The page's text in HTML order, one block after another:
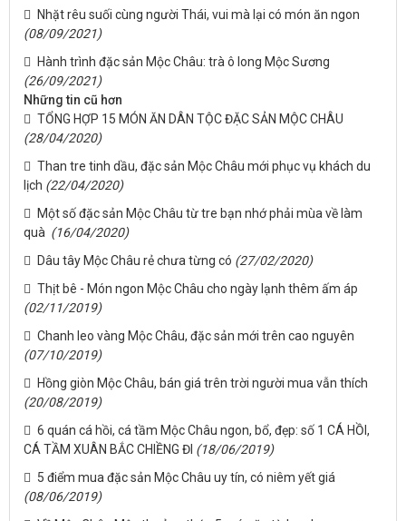
Nhặt rêu suối cùng người Thái, vui mà lại có món ăn ngon
(08/09/2021)
Hành trình đặc sản Mộc Châu: trà ô long Mộc Sương
(26/09/2021)
Những tin cũ hơn
TỔNG HỢP 15 MÓN ĂN DÂN TỘC ĐẶC SẢN MỘC CHÂU
(28/04/2020)
Than tre tinh dầu, đặc sản Mộc Châu mới phục vụ khách du
lịch (22/04/2020)
Một số đặc sản Mộc Châu từ tre bạn nhớ phải mùa về làm
quà (16/04/2020)
Dâu tây Mộc Châu rẻ chưa từng có (27/02/2020)
Thịt bê - Món ngon Mộc Châu cho ngày lạnh thêm ấm áp
(02/11/2019)
Chanh leo vàng Mộc Châu, đặc sản mới trên cao nguyên
(07/10/2019)
Hồng giòn Mộc Châu, bán giá trên trời người mua vẫn thích
(20/08/2019)
6 quán cá hồi, cá tầm Mộc Châu ngon, bổ, đẹp: số 1 CÁ HỒI,
CÁ TẦM XUÂN BẮC CHIỀNG ĐI (18/06/2019)
5 điểm mua đặc sản Mộc Châu uy tín, có niêm yết giá
(08/06/2019)